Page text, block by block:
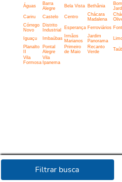
Filtrar busca
Águas
Barra
Alegre
Bela Vista Bethânia
Bom
Cariru Castelo Centro
Chácara
Madalena
Córrego
Novo
Distrito
Industrial
Esperança Ferroviários
Iguaçu Imbaúbas
Irmãos
Marianos
Jardim
Panorama
Planalto
Pontal
Alegre
Primeiro
de Maio
Recanto
Verde
Vila
Formosa
Vila
Ipanema